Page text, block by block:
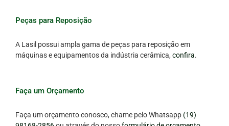
Peças para Reposição
A Lasil possui ampla gama de peças para reposição em
máquinas e equipamentos da indústria cerâmica, confira.
Faça um Orçamento
Faça um orçamento conosco, chame pelo Whatsapp (19)